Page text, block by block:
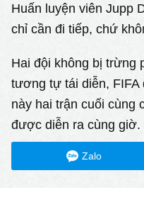
Huấn luyện viên Jupp
chỉ cần đi tiếp, chứ
Hai đội không bị trừng
tương tự tái diễn, FIFA
này hai trận cuối cùng
được diễn ra cùng giờ.
Zalo